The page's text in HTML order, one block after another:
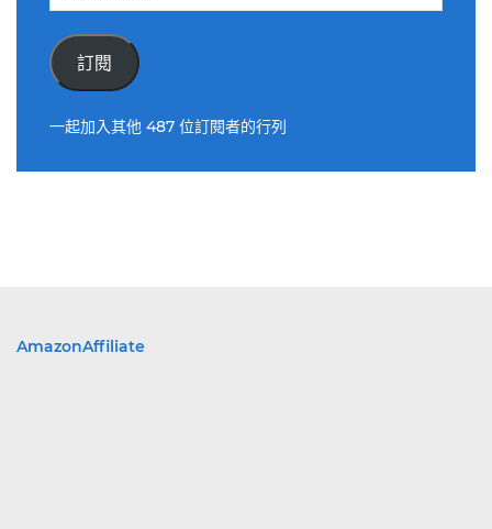
件
位
訂閱
一起加入其他 487 位訂閱者的行列
AmazonAffiliate